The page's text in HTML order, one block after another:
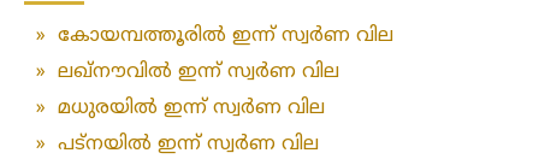
» കോയമ്പത്തൂരിൽ ഇന്ന് സ്വർണ വില
» ലഖ്‌നൗവിൽ ഇന്ന് സ്വർണ വില
» മധുരയിൽ ഇന്ന് സ്വർണ വില
» പട്‌നയിൽ ഇന്ന് സ്വർണ വില